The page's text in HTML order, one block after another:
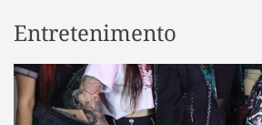
Entretenimento